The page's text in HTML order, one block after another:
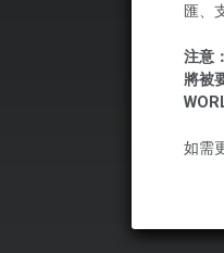
匯、
注意
將被
如需